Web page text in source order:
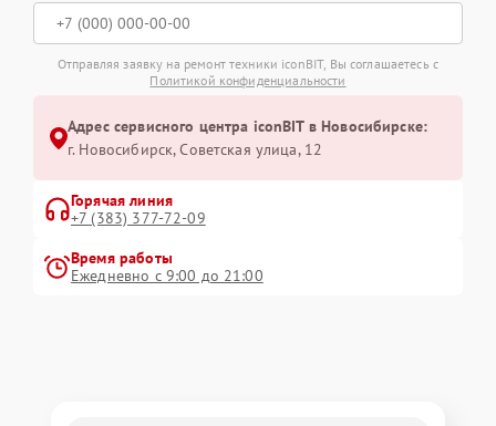
Отправляя заявку на ремонт техники iconBIT, Вы соглашаетесь с
Политикой конфиденциальности
Адрес сервисного центра iconBIT в Новосибирске:
г. Новосибирск, Советская улица, 12
Горячая линия
+7 (383) 377-72-09
Время работы
Ежедневно с 9:00 до 21:00